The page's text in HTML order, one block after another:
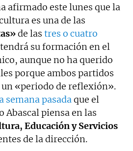
afirmado este lunes que la
es una de las
de las tres o cuatro
su formación en el
aunque no ha querido
porque ambos partidos
«periodo de reflexión».
semana pasadaque el
Abascal piensa en las
Educación y Servicios
de la dirección.